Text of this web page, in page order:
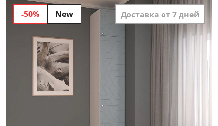
-50% New Доставка от 7 дней